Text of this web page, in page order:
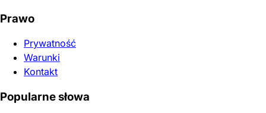
Prawo
Prywatność
Warunki
Kontakt
Popularne słowa